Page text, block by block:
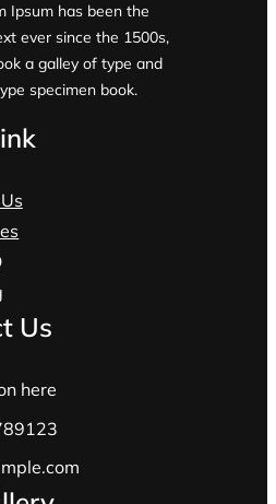
Ipsum has been the
ever since the 1500s,
a galley of type and
specimen book.
Us
here